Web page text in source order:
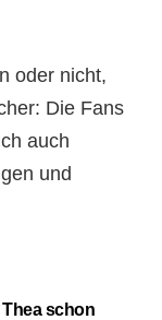
oder nicht,
Die Fans
auch
und
schon